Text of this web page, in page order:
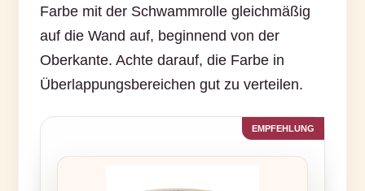
Farbe mit der Schwammrolle gleichmäßig
auf die Wand auf, beginnend von der
Oberkante. Achte darauf, die Farbe in
Überlappungsbereichen gut zu verteilen.